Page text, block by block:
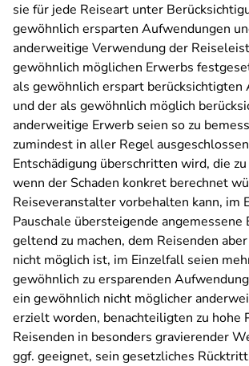
sie für jede Reiseart unter
gewöhnlich ersparten Aufwendungen
anderweitige Verwendung der
gewöhnlich möglichen Erwerbs
als gewöhnlich erspart berücksichtigten
und der als gewöhnlich möglich
anderweitige Erwerb seien so zu
zumindest in aller Regel
Entschädigung überschritten wird, die
wenn der Schaden konkret berechnet
Reiseveranstalter vorbehalten kann, im
Pauschale übersteigende angemessene
geltend zu machen, dem Reisenden
nicht möglich ist, im Einzelfall seien
gewöhnlich zu ersparenden
ein gewöhnlich nicht möglicher
erzielt worden, benachteiligten zu hohe
Reisenden in besonders gravierender
ggf. geeignet, sein gesetzliches